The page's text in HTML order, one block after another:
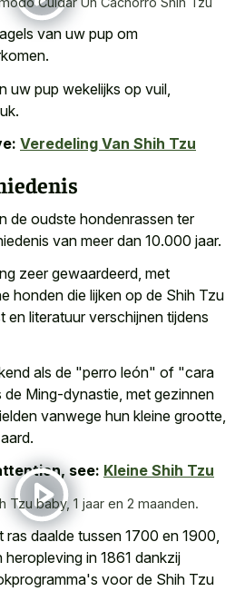
van uw pup om
uw pup wekelijks op vuil,
Veredeling Van Shih Tzu
de oudste hondenrassen ter
van meer dan 10.000 jaar.
zeer gewaardeerd, met
honden die lijken op de Shih Tzu
en literatuur verschijnen tijdens
als de "perro león" of "cara
Ming-dynastie, met gezinnen
vanwege hun kleine grootte,
see: Kleine Shih Tzu
Tzu baby, 1 jaar en 2 maanden.
daalde tussen 1700 en 1900,
in 1861 dankzij
voor de Shih Tzu